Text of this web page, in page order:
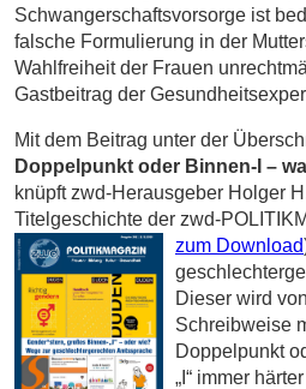
Schwangerschaftsvorsorge ist
falsche Formulierung in der
Wahlfreiheit der Frauen
Gastbeitrag der
Mit dem Beitrag unter der
Doppelpunkt oder Binnen-I –
knüpft zwd-Herausgeber Holger
Titelgeschichte der zwd-
zum Download
Dieser wird
Schreibweise
Doppelpunkt
„I“ immer